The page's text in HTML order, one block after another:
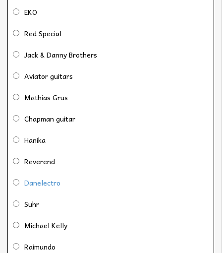
EKO
Red Special
Jack & Danny Brothers
Aviator guitars
Mathias Grus
Chapman guitar
Hanika
Reverend
Danelectro
Suhr
Michael Kelly
Raimundo